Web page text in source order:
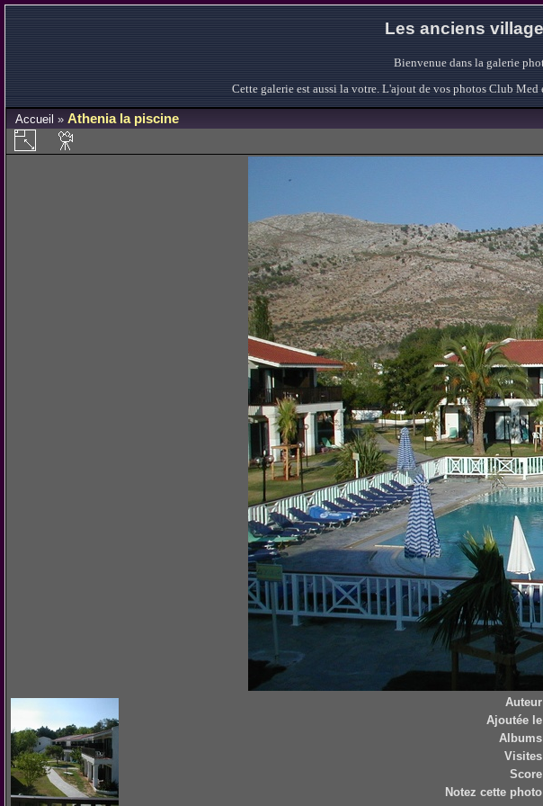
Les anciens
Bienvenue dans la galerie
Cette galerie est aussi la votre. L'ajout de vos photos Club
Accueil » Athenia la piscine
Auteur
Ajoutée le
Albums
Visites
Score
Notez cette photo